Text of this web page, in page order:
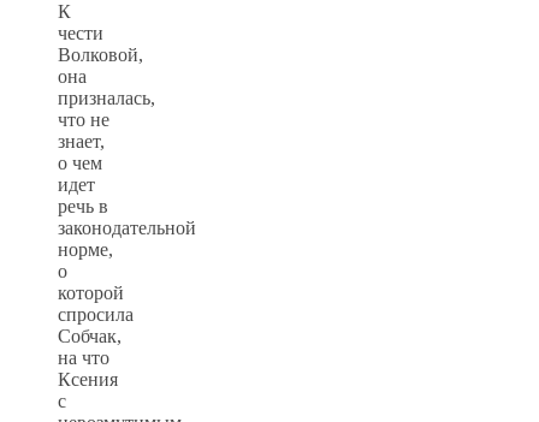
К
чести
Волковой,
она
призналась,
что не
знает,
о чем
идет
речь в
законодательной
норме,
о
которой
спросила
Собчак,
на что
Ксения
с